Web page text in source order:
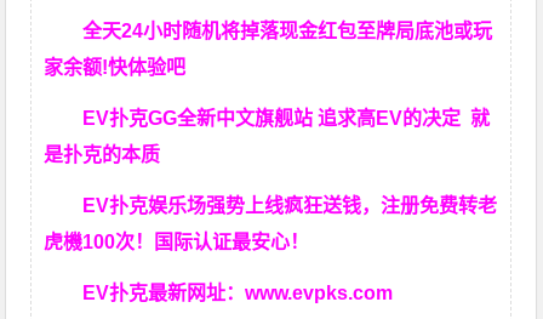
全天24小时随机将掉落现金红包至牌局底池或玩
家余额!快体验吧
EV扑克GG全新中文旗舰站 追求高EV的决定就
是扑克的本质
EV扑克娱乐场强势上线疯狂送钱，注册免费转老
虎機100次！国际认证最安心！
EV扑克最新网址：www.evpks.com